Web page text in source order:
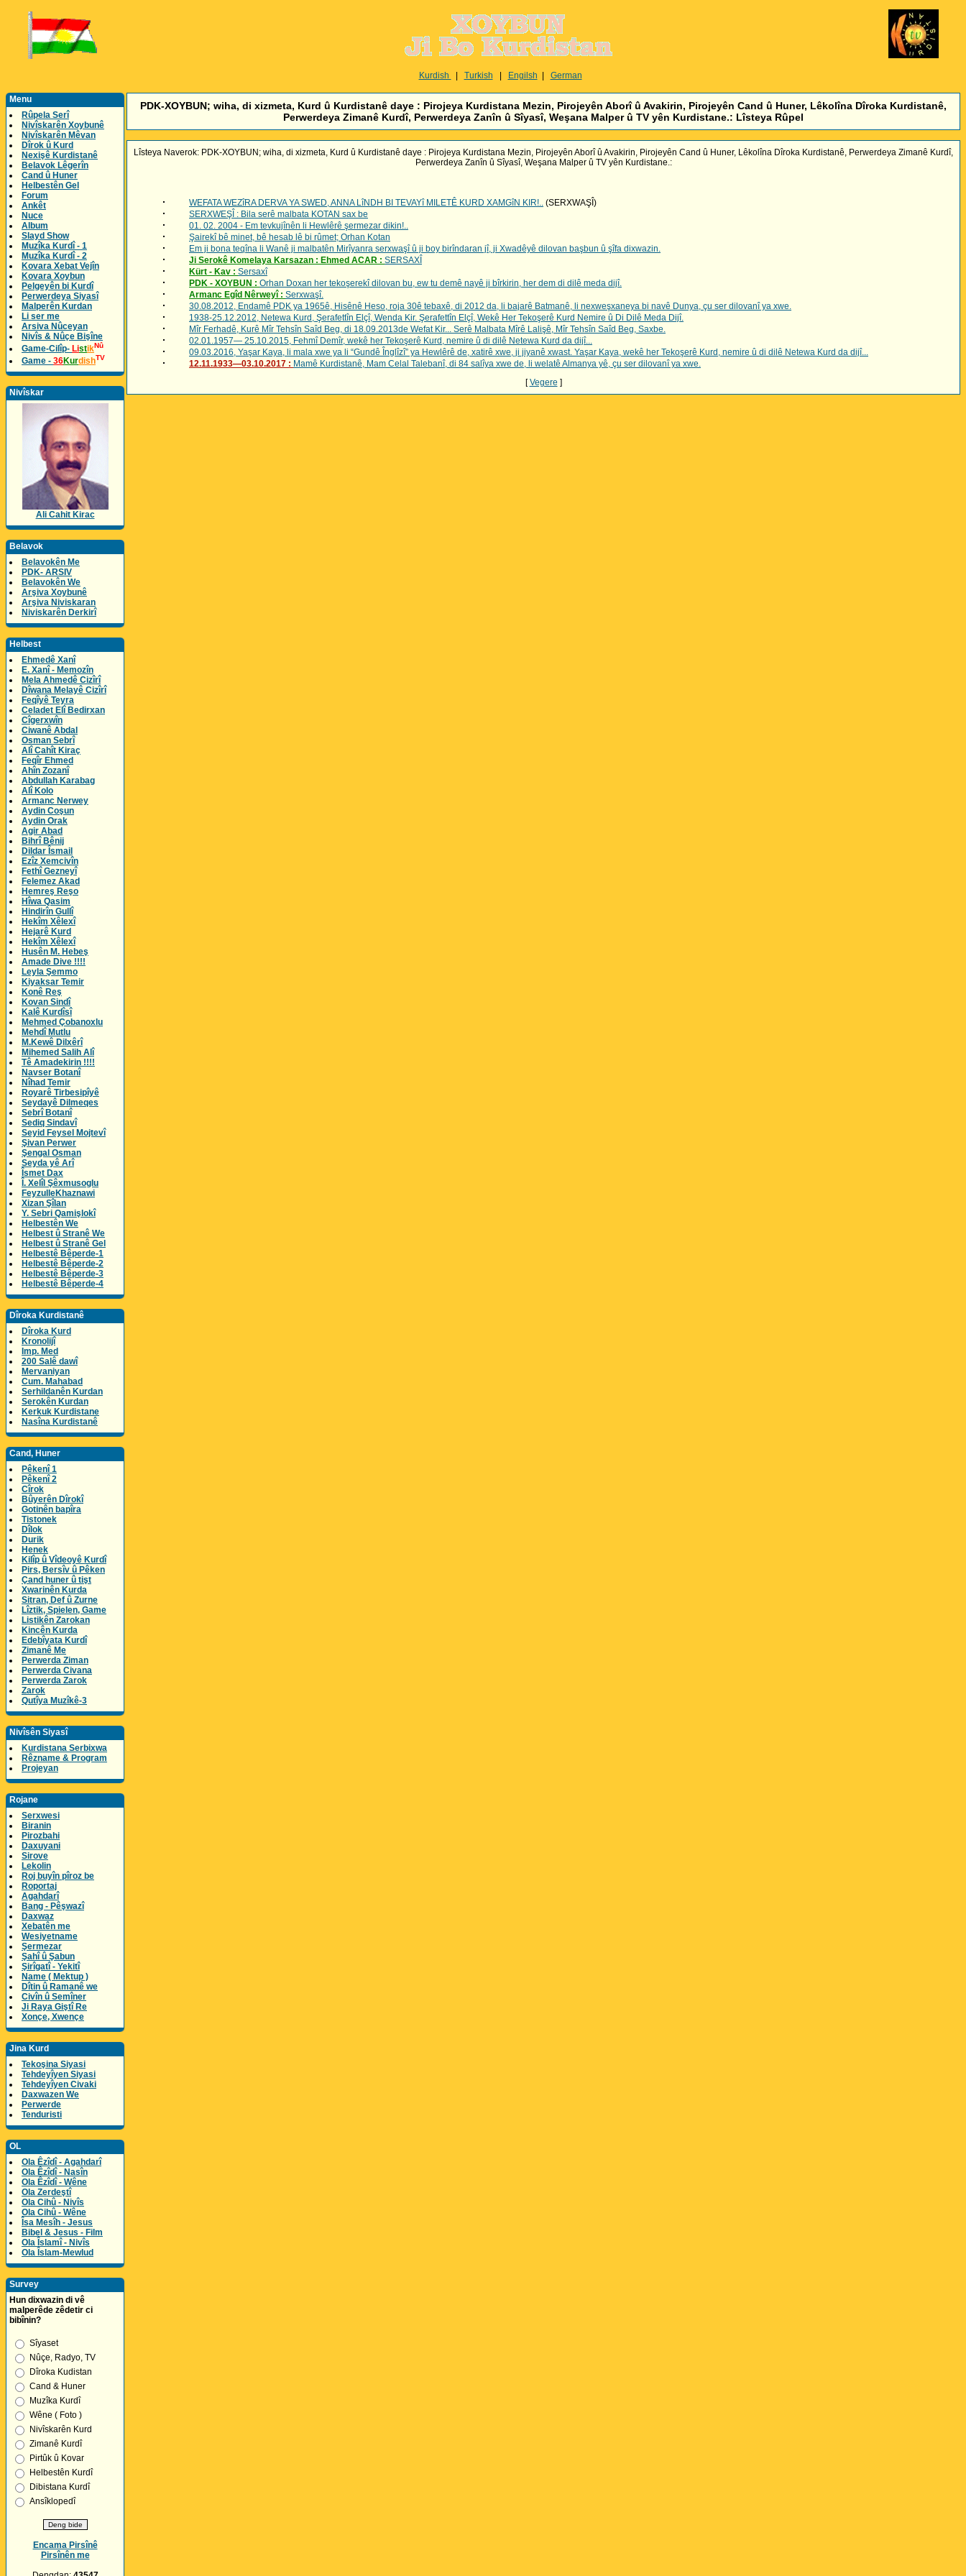
Kurdish Turkish Engilsh German
Menu
Rûpela Serî
Nivîskarên Xoybunê
Nivîskarên Mêvan
Dîrok û Kurd
Nexişê Kurdistanê
Belavok Lêgerîn
Cand û Huner
Helbestên Gel
Forum
Ankêt
Nuce
Album
Slayd Show
Muzîka Kurdî - 1
Muzîka Kurdî - 2
Kovara Xebat Vejîn
Kovara Xoybun
Pelgeyên bi Kurdî
Perwerdeya Siyasî
Malperên Kurdan
Li ser me
Arsiva Nûceyan
Nivîs & Nûçe Bişîne
Game-Cilîp- ListikNû
Game - 36KurdishTV
Nivîskar
Ali Cahit Kirac
Belavok
Belavokên Me
PDK- ARSIV
Belavokên We
Arşiva Xoybunê
Arşiva Niviskaran
Niviskarên Derkirî
Helbest
Ehmedê Xanî
E. Xanî - Memozîn
Mela Ahmedê Cizîrî
Dîwana Melayê Cizîrî
Feqîyê Teyra
Celadet Elî Bedirxan
Cîgerxwîn
Ciwanê Abdal
Osman Sebrî
Alî Cahît Kiraç
Feqîr Ehmed
Ahîn Zozanî
Abdullah Karabag
Alî Kolo
Armanc Nerwey
Aydin Coşun
Aydin Orak
Agir Abad
Bihrî Bênij
Dildar Îsmail
Ezîz Xemcivîn
Fethî Gezneyî
Felemez Akad
Hemreş Reşo
Hîwa Qasim
Hindirîn Gullî
Hekîm Xêlexî
Hejarê Kurd
Hekîm Xêlexî
Husên M. Hebeş
Amade Dive !!!!
Leyla Şemmo
Kiyaksar Temir
Konê Reş
Kovan Sindî
Kalê Kurdîsî
Mehmed Çobanoxlu
Mehdî Mutlu
M.Kewê Dilxêrî
Mihemed Salih Alî
Tê Amadekirin !!!!
Navser Botanî
Nîhad Temir
Royarê Tirbesipîyê
Seydayê Dilmeqes
Sebrî Botanî
Sediq Sindavî
Seyid Feysel Mojtevî
Şivan Perwer
Şengal Osman
Seyda yê Arî
Îsmet Dax
Î. Xelîl Şêxmusoglu
FeyzulleKhaznawi
Xizan Şîlan
Y. Sebri Qamişlokî
Helbestên We
Helbest û Stranê We
Helbest û Stranê Gel
Helbestê Bêperde-1
Helbestê Bêperde-2
Helbestê Bêperde-3
Helbestê Bêperde-4
Dîroka Kurdistanê
Dîroka Kurd
Kronolijî
Imp. Med
200 Salê dawî
Mervaniyan
Cum. Mahabad
Serhildanên Kurdan
Serokên Kurdan
Kerkuk Kurdistane
Nasîna Kurdistanê
Cand, Huner
Pêkenî 1
Pêkenî 2
Cîrok
Bûyerên Dîrokî
Gotinên bapîra
Tistonek
Dîlok
Durik
Henek
Kilîp û Vîdeoyê Kurdî
Pirs, Bersîv û Pêken
Çand huner û tişt
Xwarinên Kurda
Sitran, Def û Zurne
Lîztik, Spielen, Game
Listikên Zarokan
Kincên Kurda
Edebîyata Kurdî
Zimanê Me
Perwerda Ziman
Perwerda Civana
Perwerda Zarok
Zarok
Qutîya Muzîkê-3
Nivîsên Siyasî
Kurdistana Serbixwa
Rêzname & Program
Projeyan
Rojane
Serxwesi
Biranin
Pirozbahi
Daxuyani
Sirove
Lekolin
Roj buyîn pîroz be
Roportaj
Agahdarî
Bang - Pêşwazî
Daxwaz
Xebatên me
Wesiyetname
Şermezar
Şahî û Şabun
Şirîgatî - Yekitî
Name ( Mektup )
Dîtin û Ramanê we
Civîn û Semîner
Ji Raya Giştî Re
Xonçe, Xwençe
Jina Kurd
Tekoşina Siyasi
Tehdeyîyen Siyasi
Tehdeyîyen Civaki
Daxwazen We
Perwerde
Tenduristi
OL
Ola Êzîdî - Agahdarî
Ola Êzîdî - Nasîn
Ola Êzîdî - Wêne
Ola Zerdeştî
Ola Cihû - Nivîs
Ola Cihû - Wêne
Îsa Mesîh - Jesus
Bibel & Jesus - Film
Ola Îslamî - Nivîs
Ola Îslam-Mewlud
Survey
Hun dixwazin di vê
malperêde zêdetir ci
bibînin?
Sîyaset
Nûçe, Radyo, TV
Dîroka Kudistan
Cand & Huner
Muzîka Kurdî
Wêne ( Foto )
Nivîskarên Kurd
Zimanê Kurdî
Pirtûk û Kovar
Helbestên Kurdî
Dibistana Kurdî
Ansîklopedî
Encama Pirsînê
Pirsînên me
PDK-XOYBUN; wiha, di xizmeta, Kurd û Kurdistanê daye : Pirojeya Kurdistana Mezin, Pirojeyên Aborî û Avakirin, Pirojeyên Cand û Huner, Lêkolîna Dîroka Kurdistanê,
Perwerdeya Zimanê Kurdî, Perwerdeya Zanîn û Sîyasî, Weşana Malper û TV yên Kurdistane.: Lîsteya Rûpel
Lîsteya Naverok: PDK-XOYBUN; wiha, di xizmeta, Kurd û Kurdistanê daye : Pirojeya Kurdistana Mezin, Pirojeyên Aborî û Avakirin, Pirojeyên Cand û Huner, Lêkolîna Dîroka Kurdistanê, Perwerdeya Zimanê Kurdî,
Perwerdeya Zanîn û Sîyasî, Weşana Malper û TV yên Kurdistane.:
· WEFATA WEZîRA DERVA YA SWED, ANNA LîNDH BI TEVAYî MILETÊ KURD XAMGîN KIR!.. (SERXWAŞÎ)
· SERXWEŞÎ : Bila serê malbata KOTAN sax be
· 01. 02. 2004 - Em tevkujînên li Hewlêrê şermezar dikin!..
· Şairekî bê minet, bê hesab lê bi rûmet; Orhan Kotan
· Em ji bona teqîna li Wanê ji malbatên Mirîyanra serxwaşî û ji boy birîndaran jî, ji Xwadêyê dilovan başbun û şîfa dixwazin.
· Ji Serokê Komelaya Karsazan : Ehmed ACAR : SERSAXÎ
· Kürt - Kav : Sersaxî
· PDK - XOYBUN : Orhan Doxan her tekoşerekî dilovan bu, ew tu demê nayê ji bîrkirin, her dem di dilê meda dijî.
· Armanc Egîd Nêrweyî : Serxwaşî.
· 30.08.2012, Endamê PDK ya 1965ê, Hisênê Heso, roja 30ê tebaxê, di 2012 da, li bajarê Batmanê, li nexweşxaneya bi navê Dunya, çu ser dilovanî ya xwe.
· 1938-25.12.2012, Netewa Kurd, Şerafettîn Elçî, Wenda Kir. Şerafettîn Elçî, Wekê Her Tekoşerê Kurd Nemire û Di Dilê Meda Dijî.
· Mîr Ferhadê, Kurê Mîr Tehsîn Saîd Beg, di 18.09.2013de Wefat Kir... Serê Malbata Mîrê Lalişê, Mîr Tehsîn Saîd Beg, Saxbe.
· 02.01.1957— 25.10.2015, Fehmî Demîr, wekê her Tekoşerê Kurd, nemire û di dilê Netewa Kurd da dijî...
· 09.03.2016, Yaşar Kaya, li mala xwe ya li “Gundê Înglîzî” ya Hewlêrê de, xatirê xwe, ji jiyanê xwast. Yaşar Kaya, wekê her Tekoşerê Kurd, nemire û di dilê Netewa Kurd da dijî...
· 12.11.1933—03.10.2017 : Mamê Kurdistanê, Mam Celal Talebanî, di 84 salîya xwe de, li welatê Almanya yê, çu ser dilovanî ya xwe.
[Vegere ]